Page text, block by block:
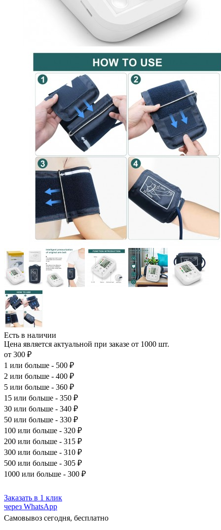
Есть в наличии
Цена является актуальной при заказе от 1000 шт.
от 300 ₽
1 или больше - 500 ₽
2 или больше - 400 ₽
5 или больше - 360 ₽
15 или больше - 350 ₽
30 или больше - 340 ₽
50 или больше - 330 ₽
100 или больше - 320 ₽
200 или больше - 315 ₽
300 или больше - 310 ₽
500 или больше - 305 ₽
1000 или больше - 300 ₽
Заказать в 1 клик
через WhatsApp
Самовывоз сегодня, бесплатно